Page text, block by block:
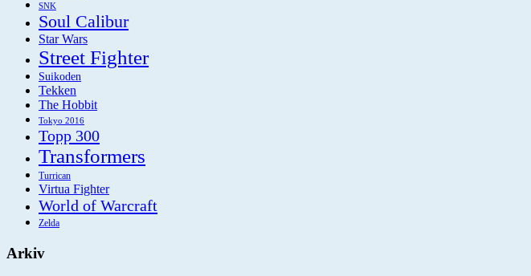
SNK
Soul Calibur
Star Wars
Street Fighter
Suikoden
Tekken
The Hobbit
Tokyo 2016
Topp 300
Transformers
Turrican
Virtua Fighter
World of Warcraft
Zelda
Arkiv